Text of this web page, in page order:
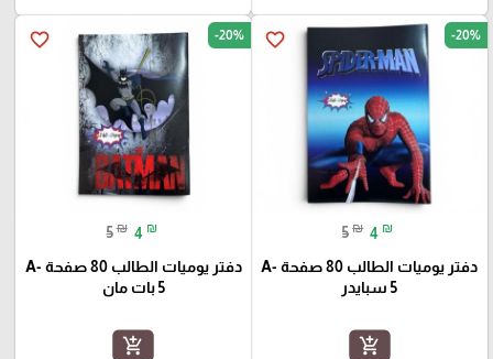
favorite_border -20%
5 ₪ 4 ₪
دفتر يوميات الطالب 80 صفحة A-
5 سبايدر
add_shopping_cart
favorite_border -20%
5 ₪ 4 ₪
دفتر يوميات الطالب 80 صفحة A-
5 بات مان
add_shopping_cart